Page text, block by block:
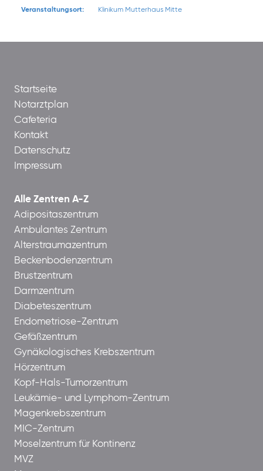
Veranstaltungsort: Klinikum Mutterhaus Mitte
Startseite
Notarztplan
Cafeteria
Kontakt
Datenschutz
Impressum
Alle Zentren A-Z
Adipositaszentrum
Ambulantes Zentrum
Alterstraumazentrum
Beckenbodenzentrum
Brustzentrum
Darmzentrum
Diabeteszentrum
Endometriose-Zentrum
Gefäßzentrum
Gynäkologisches Krebszentrum
Hörzentrum
Kopf-Hals-Tumorzentrum
Leukämie- und Lymphom-Zentrum
Magenkrebszentrum
MIC-Zentrum
Moselzentrum für Kontinenz
MVZ